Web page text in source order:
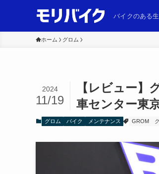
バイクのある
ホーム グロム
【レビュー
車センター東
2024
11/19
グロム バイク メンテナンス GROM